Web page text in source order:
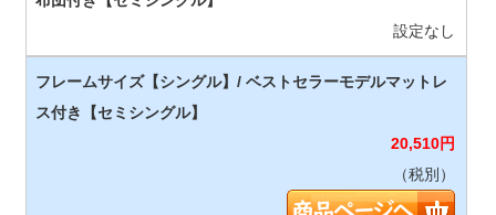
設定なし
20,510円
（税別）